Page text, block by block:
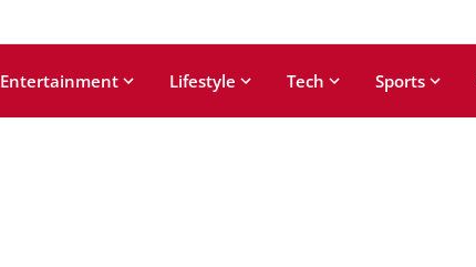
Entertainment Lifestyle Tech Sports